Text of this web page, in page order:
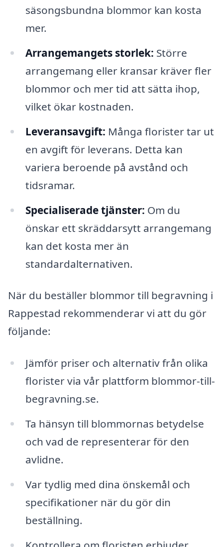
säsongsbundna blommor kan kosta
mer.
Arrangemangets storlek: Större
arrangemang eller kransar kräver fler
blommor och mer tid att sätta ihop,
vilket ökar kostnaden.
Leveransavgift: Många florister tar ut
en avgift för leverans. Detta kan
variera beroende på avstånd och
tidsramar.
Specialiserade tjänster: Om du
önskar ett skräddarsytt arrangemang
kan det kosta mer än
standardalternativen.
När du beställer blommor till begravning i
Rappestad rekommenderar vi att du gör
följande:
Jämför priser och alternativ från olika
florister via vår plattform blommor-till-
begravning.se.
Ta hänsyn till blommornas betydelse
och vad de representerar för den
avlidne.
Var tydlig med dina önskemål och
specifikationer när du gör din
beställning.